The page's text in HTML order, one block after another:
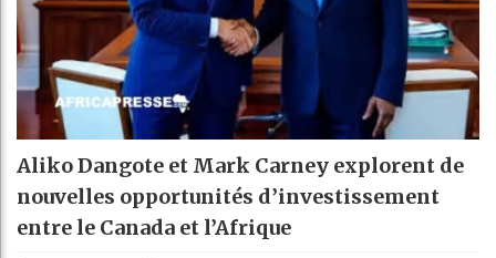
Aliko Dangote et Mark Carney explorent de
nouvelles opportunités d’investissement
entre le Canada et l’Afrique